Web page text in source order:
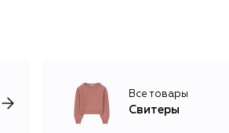
Все товары
Свитеры